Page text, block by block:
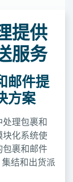
提供
服务
邮件提
方案
理包裹和
块化系统使
裹和邮件
结和出货派